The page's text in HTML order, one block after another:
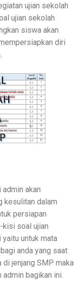
ujian sekolah
ujian sekolah
siswa akan
diri
akan
kesulitan dalam
persiapan
kisi soal ujian
untuk mata
anda yang saat
di jenjang SMP maka
bagikan ini.